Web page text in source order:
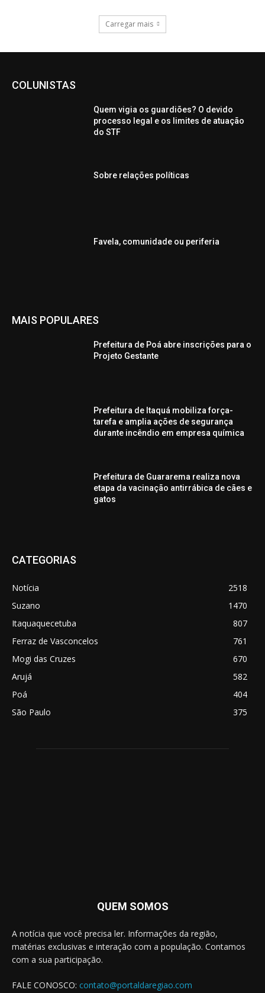
Carregar mais
COLUNISTAS
Quem vigia os guardiões? O devido
processo legal e os limites de atuação
do STF
Sobre relações políticas
Favela, comunidade ou periferia
MAIS POPULARES
Prefeitura de Poá abre inscrições para o
Projeto Gestante
Prefeitura de Itaquá mobiliza força-
tarefa e amplia ações de segurança
durante incêndio em empresa química
Prefeitura de Guararema realiza nova
etapa da vacinação antirrábica de cães e
gatos
CATEGORIAS
Notícia
2518
Suzano
1470
Itaquaquecetuba
807
Ferraz de Vasconcelos
761
Mogi das Cruzes
670
Arujá
582
Poá
404
São Paulo
375
QUEM SOMOS
A notícia que você precisa ler. Informações da região,
matérias exclusivas e interação com a população. Contamos
com a sua participação.
FALE CONOSCO: contato@portaldaregiao.com